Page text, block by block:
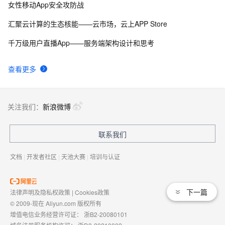
查看更多
女性移动App安全攻防战
汇聚云计算的生态核能——云市场，云上APP Store
千万级用户直播App——服务端架构设计和思考
下一篇
关注我们： 新浪微博
联系我们
文档 | 开发者社区 | 天池大赛 | 培训与认证
法律声明及隐私权政策 | Cookies政策
© 2009-现在 Aliyun.com 版权所有
增值电信业务经营许可证： 浙B2-20080101